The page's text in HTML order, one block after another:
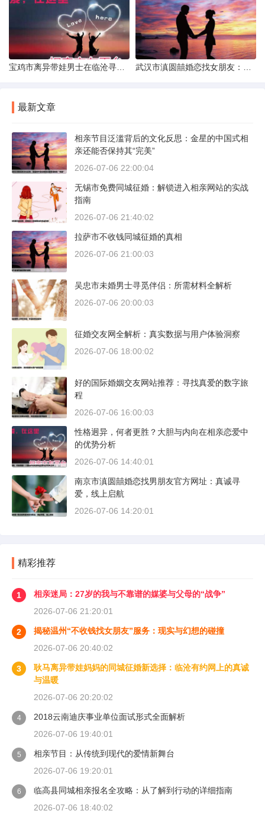
最新文章
相亲节目泛滥背后的文化反思：金星的中国式相
亲还能否保持其“完美”
2026-07-06 22:00:04
无锡市免费同城征婚：解锁进入相亲网站的实战
指南
2026-07-06 21:40:02
拉萨市不收钱同城征婚的真相
2026-07-06 21:00:03
吴忠市未婚男士寻觅伴侣：所需材料全解析
2026-07-06 20:00:03
征婚交友网全解析：真实数据与用户体验洞察
2026-07-06 18:00:02
好的国际婚姻交友网站推荐：寻找真爱的数字旅
程
2026-07-06 16:00:03
性格迥异，何者更胜？大胆与内向在相亲恋爱中
的优势分析
2026-07-06 14:40:01
南京市滇圆囍婚恋找男朋友官方网址：真诚寻
爱，线上启航
2026-07-06 14:20:01
精彩推荐
1
相亲迷局：27岁的我与不靠谱的媒婆与父母的“战争”
2026-07-06 21:20:01
2
揭秘温州“不收钱找女朋友”服务：现实与幻想的碰撞
2026-07-06 20:40:02
3
耿马离异带娃妈妈的同城征婚新选择：临沧有约网上的真诚
与温暖
2026-07-06 20:20:02
4
2018云南迪庆事业单位面试形式全面解析
2026-07-06 19:40:01
5
相亲节目：从传统到现代的爱情新舞台
2026-07-06 19:20:01
6
临高县同城相亲报名全攻略：从了解到行动的详细指南
2026-07-06 18:40:02